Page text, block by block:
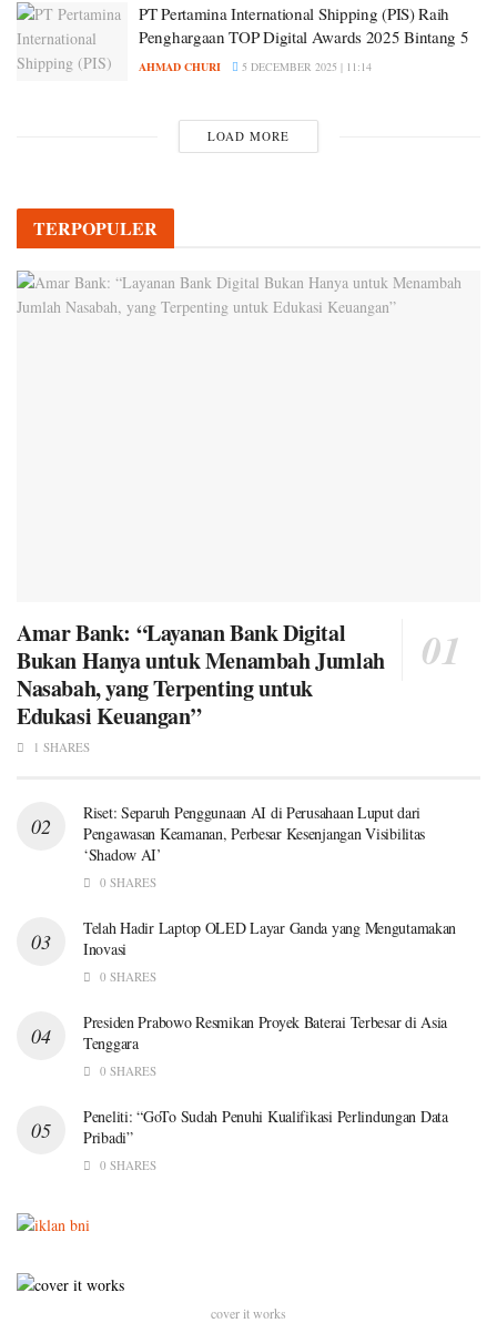
PT Pertamina International Shipping (PIS) Raih
Penghargaan TOP Digital Awards 2025 Bintang 5
AHMAD CHURI 5 DECEMBER 2025 | 11:14
LOAD MORE
TERPOPULER
Amar Bank: “Layanan Bank Digital
Bukan Hanya untuk Menambah Jumlah
Nasabah, yang Terpenting untuk
Edukasi Keuangan”
1 SHARES
Riset: Separuh Penggunaan AI di Perusahaan Luput dari
Pengawasan Keamanan, Perbesar Kesenjangan Visibilitas
‘Shadow AI’
0 SHARES
Telah Hadir Laptop OLED Layar Ganda yang Mengutamakan
Inovasi
0 SHARES
Presiden Prabowo Resmikan Proyek Baterai Terbesar di Asia
Tenggara
0 SHARES
Peneliti: “GoTo Sudah Penuhi Kualifikasi Perlindungan Data
Pribadi”
0 SHARES
cover it works